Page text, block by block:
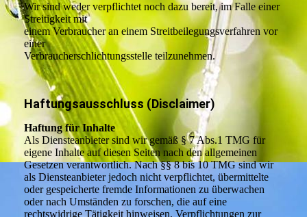
Wir sind weder verpflichtet noch dazu bereit, im Falle einer
Streitigkeit mit
einem Verbraucher an einem Streitbeilegungsverfahren vor
einer
Verbraucherschlichtungsstelle teilzunehmen.
Haftungsausschluss (Disclaimer)
Haftung für Inhalte
Als Diensteanbieter sind wir gemäß § 7 Abs.1 TMG für
eigene Inhalte auf diesen Seiten nach den allgemeinen
Gesetzen verantwortlich. Nach §§ 8 bis 10 TMG sind wir
als Diensteanbieter jedoch nicht verpflichtet, übermittelte
oder gespeicherte fremde Informationen zu überwachen
oder nach Umständen zu forschen, die auf eine
rechtswidrige Tätigkeit hinweisen. Verpflichtungen zur